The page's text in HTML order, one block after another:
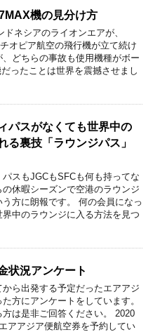
機の見分け方
ドネシアのライオンエアが、
オピア航空の飛行機が立て続け
どちらの事故も使用機種がボー
ったことは世界を震撼させまし
パスがなくても世界中の
る裏技「ラウンジパス」
スもJGCもSFCも何も持ってな
休暇シーズンで空港のラウンジ
方に朗報です。 何の会員になっ
中のラウンジに入る方法を見つ
状況アンケート
から出発する予定だったエアアジ
方にアンケートをしています。
は是非ご回答ください。 2020
アアジア便航空券を予約してい